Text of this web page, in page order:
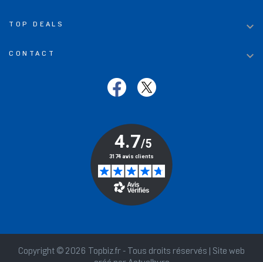
TOP DEALS 
CONTACT 
Copyright © 2026 Topbiz.fr - Tous droits réservés | Site web